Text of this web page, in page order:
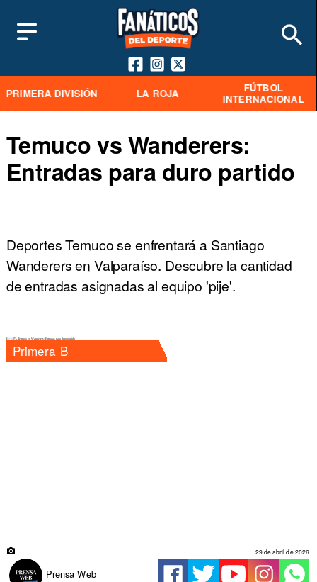
PRIMERA DIVISIÓN LA ROJA
FÚTBOL
INTERNACIONAL
Temuco vs Wanderers:
Entradas para duro partido
Deportes Temuco se enfrentará a Santiago
Wanderers en Valparaíso. Descubre la cantidad
de entradas asignadas al equipo 'pije'.
Primera B
Prensa Web
29 de abril de 2026